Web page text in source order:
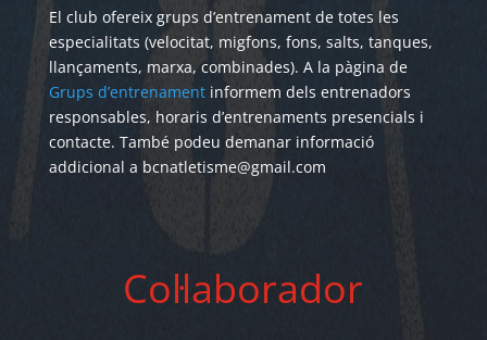
El club ofereix grups d’entrenament de totes les
especialitats (velocitat, migfons, fons, salts, tanques,
llançaments, marxa, combinades). A la pàgina de
Grups d’entrenamentinformem dels entrenadors
responsables, horaris d’entrenaments presencials i
contacte. També podeu demanar informació
addicional a bcnatletisme@gmail.com
Col·laborador